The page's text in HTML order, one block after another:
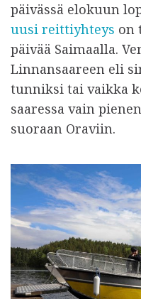
päivässä elokuun
uusi reittiyhteys on
päivää Saimaalla.
Linnansaareen eli
tunniksi tai vaikka
saaressa vain
suoraan Oraviin.